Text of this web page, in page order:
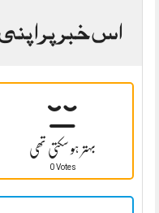
اس خبر پر
بہتر ہو سکتی تھی
0 Votes